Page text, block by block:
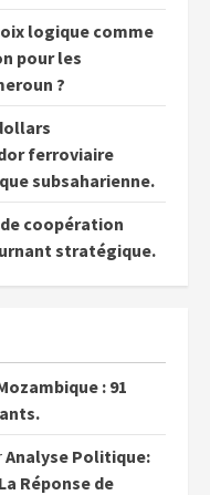
logique comme
pour les
?
ferroviaire
subsaharienne.
coopération
stratégique.
: 91
Analyse Politique:
Réponse de